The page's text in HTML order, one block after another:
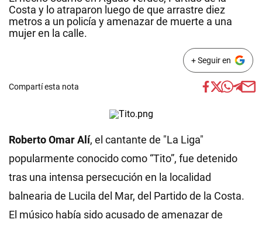
Costa y lo atraparon luego de que arrastre diez
metros a un policía y amenazar de muerte a una
mujer en la calle.
+ Seguir en
Compartí esta nota
Roberto Omar Alí, el cantante de "La Liga"
popularmente conocido como “Tito”, fue detenido
tras una intensa persecución en la localidad
balnearia de Lucila del Mar, del Partido de la Costa.
El músico había sido acusado de amenazar de